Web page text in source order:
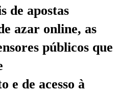
de apostas
azar online, as
públicos que
e de acesso à